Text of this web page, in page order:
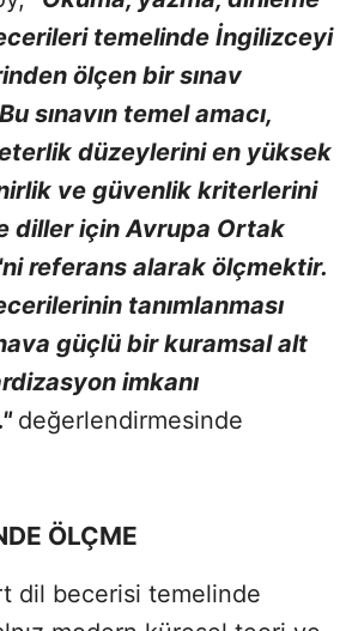
temelinde İngilizceyi
ölçen bir sınav
sınavın temel amacı,
düzeylerini en yüksek
ve güvenlik kriterlerini
diller için Avrupa Ortak
referans alarak ölçmektir.
tanımlanması
güçlü bir kuramsal alt
imkanı
değerlendirmesinde
ÖLÇME
dil becerisi temelinde